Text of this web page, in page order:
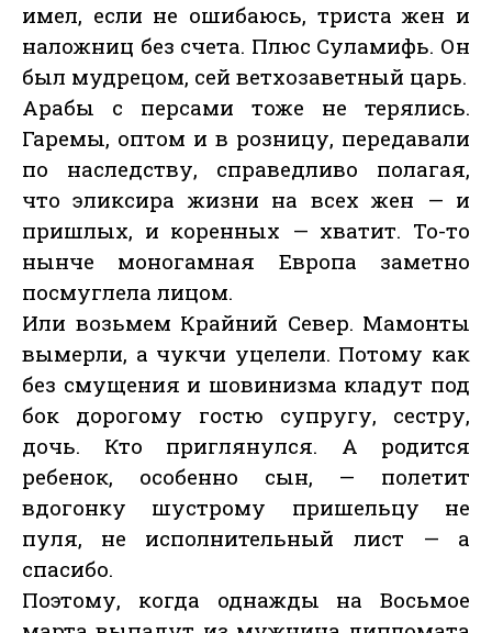
имел, если не ошибаюсь, триста жен и
наложниц без счета. Плюс Суламифь. Он
был мудрецом, сей ветхозаветный царь.
Арабы с персами тоже не терялись.
Гаремы, оптом и в розницу, передавали
по наследству, справедливо полагая,
что эликсира жизни на всех жен — и
пришлых, и коренных — хватит. То-то
нынче моногамная Европа заметно
посмуглела лицом.
Или возьмем Крайний Север. Мамонты
вымерли, а чукчи уцелели. Потому как
без смущения и шовинизма кладут под
бок дорогому гостю супругу, сестру,
дочь. Кто приглянулся. А родится
ребенок, особенно сын, — полетит
вдогонку шустрому пришельцу не
пуля, не исполнительный лист — а
спасибо.
Поэтому, когда однажды на Восьмое